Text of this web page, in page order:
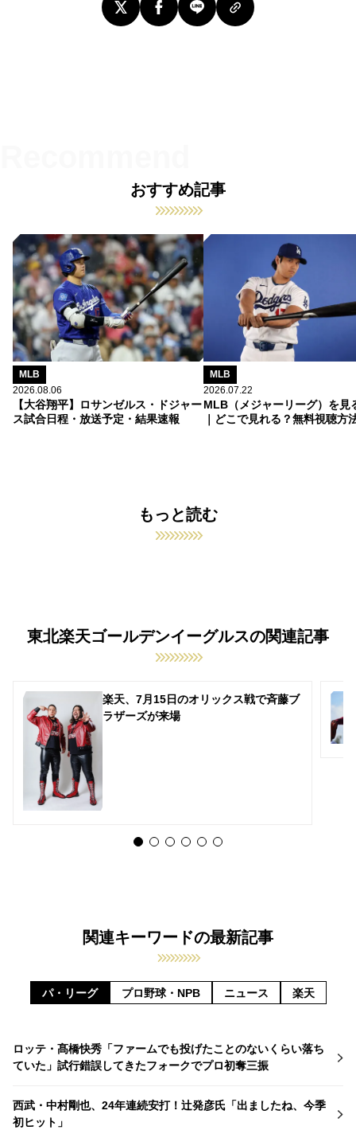
おすすめ記事
MLB
2026.08.06
【大谷翔平】ロサンゼルス・ドジャー
ス試合日程・放送予定・結果速報
MLB
2026.07.22
MLB（メジャーリーグ）を見
｜どこで見れる？無料視聴方
もっと読む
東北楽天ゴールデンイーグルスの関連記事
楽天、7月15日のオリックス戦で斉藤ブ
ラザーズが来場
関連キーワードの最新記事
パ・リーグ プロ野球・NPB ニュース 楽天
ロッテ・髙橋快秀「ファームでも投げたことのないくらい落ち
ていた」試行錯誤してきたフォークでプロ初奪三振
西武・中村剛也、24年連続安打！辻発彦氏「出ましたね、今季
初ヒット」